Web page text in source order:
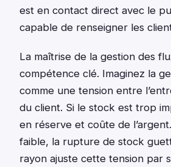
est en contact direct avec le
capable de renseigner les
La maîtrise de la gestion des
compétence clé. Imaginez la
comme une tension entre
du client. Si le stock est trop
en réserve et coûte de
faible, la rupture de stock
rayon ajuste cette tension par